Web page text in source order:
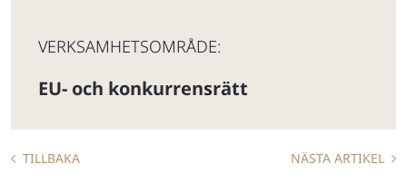
VERKSAMHETSOMRÅDE:
EU- och konkurrensrätt
TILLBAKA NÄSTA ARTIKEL